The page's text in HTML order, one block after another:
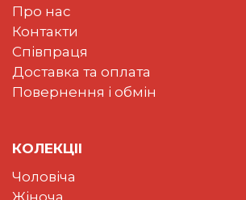
Про нас
Контакти
Співпраця
Доставка та оплата
Повернення і обмін
КОЛЕКЦII
Чоловіча
Жіноча